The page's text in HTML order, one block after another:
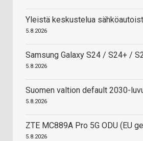
Yleistä keskustelua
5.8.2026
Samsung Galaxy S24 / S24+ /
5.8.2026
Suomen valtion default 2030-
5.8.2026
ZTE MC889A Pro 5G ODU (EU
5.8.2026